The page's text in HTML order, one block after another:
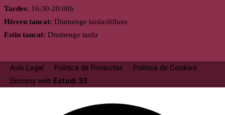
Tardes: 16:30-20:00h
Hivern tancat: Diumenge tarda/dilluns
Estiu tancat: Diumenge tarda
Avís Legal Politica de Privacitat
Politica de Cookies
Disseny web Estudi 33